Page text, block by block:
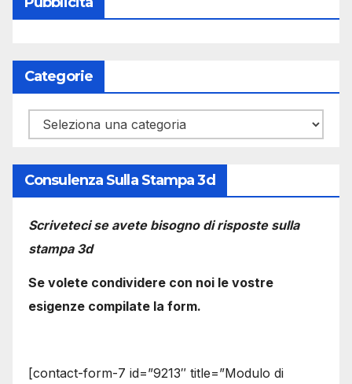
Categorie
Categorie
Consulenza Sulla Stampa 3d
Scriveteci se avete bisogno di risposte sulla
stampa 3d
Se volete condividere con noi le vostre
esigenze compilate la form.
[contact-form-7 id=”9213″ title=”Modulo di